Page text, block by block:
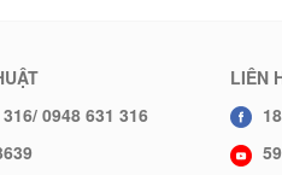
0948 631 316
LIÊN